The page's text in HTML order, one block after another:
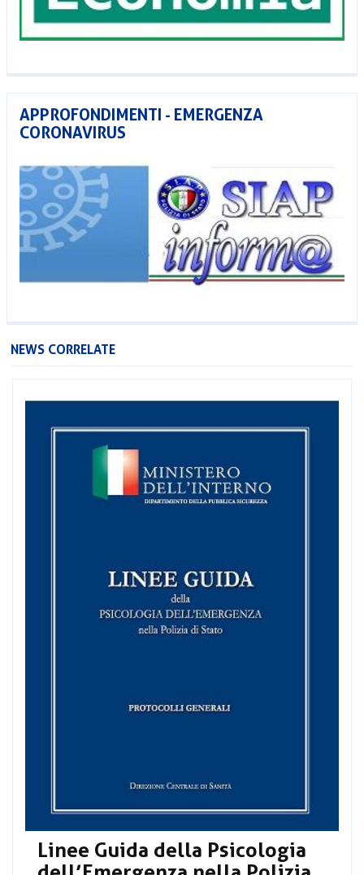
APPROFONDIMENTI - EMERGENZA
CORONAVIRUS
NEWS CORRELATE
Linee Guida della Psicologia